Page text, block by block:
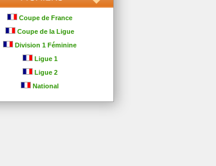
Coupe de France
Coupe de la Ligue
Division 1 Féminine
Ligue 1
Ligue 2
National